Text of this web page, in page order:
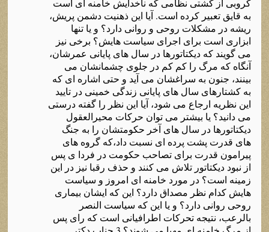
کروبی از کشتی نظامی که ناخدایش خامنه ای است
به قایق تعبیر کرده است. آیا این ذهنیت دشمن پریش،
ریشه در مشکلات روحی و روانی دارد؟ و یا تنها
ابزاری است برای اجرای سیاست هایش؟ برخی نیز
می گویند که دیکتاتورها در سال های پایانی عمرشان،
آنگاه که مرگ را کم کم در جلوی چشمانشان می
بینند، جنون به سراغشان می آید و حتی اشاره ای که
به کشتارهای سال های پایانی زندگی خمینی در تایید
این نظریه ارجاع می شود، آیا این نظر را گفته درستی
می دانید؟ یا بیشتر می توان حرکات محیرالعقول
دیکتاتورها در سال های آخر حکومتشان را به جنگ
های قدرت پشت پرده ای نسبت داد،که گروه های
پیرامون قدرت برای تصاحب حکومت در فردا ی پس
از نبود دیکتاتور تلاش می کنند و حذف رقبا نیز در این
زمینه است؟ در مورد خامنه ای امروز و سیاست
هایش کدام نظر مصداق دارد؟ این که ایشان بیماری
روحی روانی دارد؟ و یا این که سیاست النصر
بالرعب، نتیجه تحرکات اطرافیانی است که رای پس